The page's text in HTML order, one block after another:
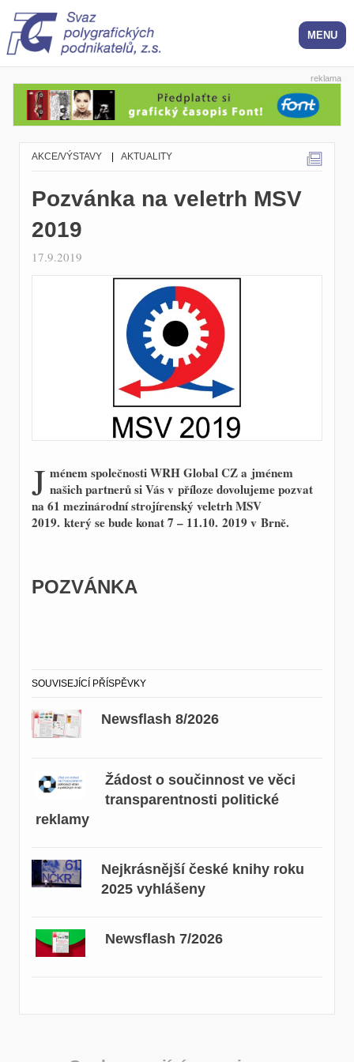
reklama
AKCE/VÝSTAVY AKTUALITY
Pozvánka na veletrh MSV
2019
17.9.2019
J ménem společnosti WRH Global CZ a jménem
našich partnerů si Vás v příloze dovolujeme pozvat
na 61 mezinárodní strojírenský veletrh MSV
2019. který se bude konat 7 – 11.10. 2019 v Brně.
POZVÁNKA
SOUVISEJÍCÍ PŘÍSPĚVKY
Newsflash 8/2026
Žádost o součinnost ve věci
transparentnosti politické
reklamy
Nejkrásnější české knihy roku
2025 vyhlášeny
Newsflash 7/2026